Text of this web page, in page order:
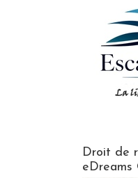
Droit de
eDreams